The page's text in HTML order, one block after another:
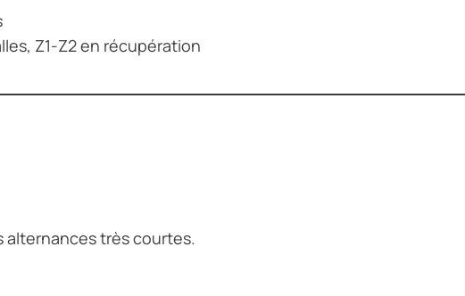
Z1-Z2 en récupération
alternances très courtes.